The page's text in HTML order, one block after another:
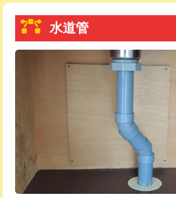
給水管工事※（ライニング鋼管・銅
管・ポリ管・HT管使用/3ｍまで)
給水管工事※（ライニング鋼管・銅
管・ポリ管・HT管使用/3ｍ超え)
排水管工事（土の掘削・埋め戻し作
排水管工事（排水管工事/3ｍまで）
排水管工事（追加 排水管工事/3ｍ超
トーラー機使用/3mまで
追加トーラー機使用/3m超え
止水・漏水調査・防水処理・清掃・修
理・調整・分解・加工など（軽作業）
止水・漏水調査・防水処理・清掃・修
水道管